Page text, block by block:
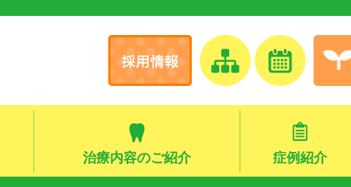
治療内容のご紹介 症例紹介